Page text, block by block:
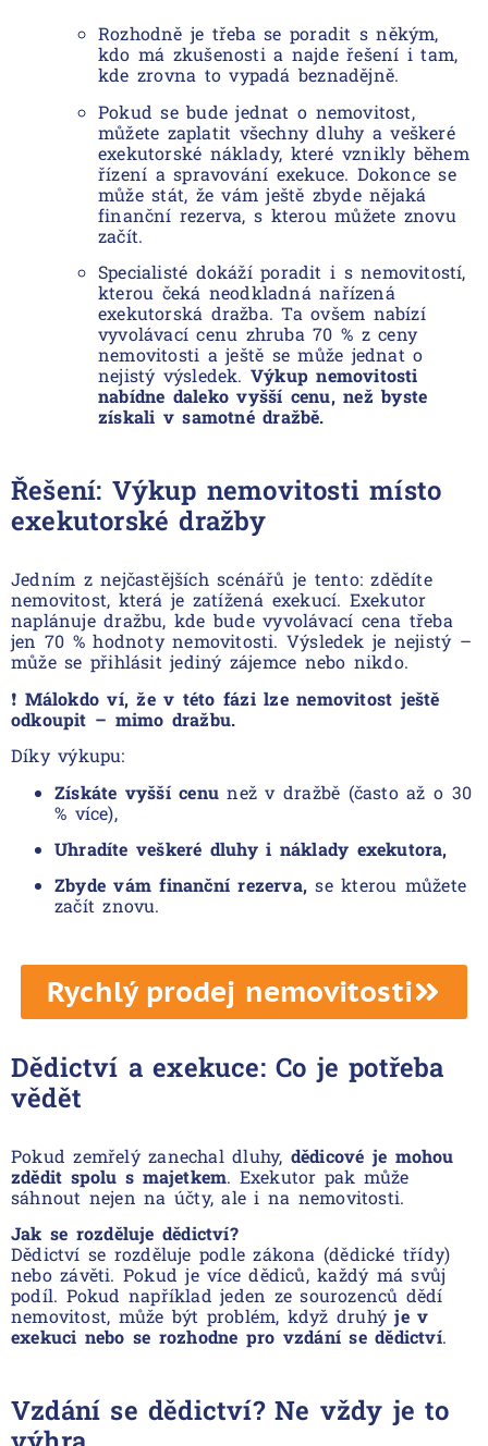
Rozhodně je třeba se poradit s někým,
kdo má zkušenosti a najde řešení i tam,
kde zrovna to vypadá beznadějně.
Pokud se bude jednat o nemovitost,
můžete zaplatit všechny dluhy a veškeré
exekutorské náklady, které vznikly během
řízení a spravování exekuce. Dokonce se
může stát, že vám ještě zbyde nějaká
finanční rezerva, s kterou můžete znovu
začít.
Specialisté dokáží poradit i s nemovitostí,
kterou čeká neodkladná nařízená
exekutorská dražba. Ta ovšem nabízí
vyvolávací cenu zhruba 70 % z ceny
nemovitosti a ještě se může jednat o
nejistý výsledek. Výkup nemovitosti
nabídne daleko vyšší cenu, než byste
získali v samotné dražbě.
Řešení: Výkup nemovitosti místo
exekutorské dražby
Jedním z nejčastějších scénářů je tento: zdědíte
nemovitost, která je zatížená exekucí. Exekutor
naplánuje dražbu, kde bude vyvolávací cena třeba
jen 70 % hodnoty nemovitosti. Výsledek je nejistý –
může se přihlásit jediný zájemce nebo nikdo.
❗ Málokdo ví, že v této fázi lze nemovitost ještě
odkoupit – mimo dražbu.
Díky výkupu:
Získáte vyšší cenu než v dražbě (často až o 30
% více),
Uhradíte veškeré dluhy i náklady exekutora,
Zbyde vám finanční rezerva, se kterou můžete
začít znovu.
Rychlý prodej nemovitosti
Dědictví a exekuce: Co je potřeba
vědět
Pokud zemřelý zanechal dluhy, dědicové je mohou
zdědit spolu s majetkem. Exekutor pak může
sáhnout nejen na účty, ale i na nemovitosti.
Jak se rozděluje dědictví?
Dědictví se rozděluje podle zákona (dědické třídy)
nebo závěti. Pokud je více dědiců, každý má svůj
podíl. Pokud například jeden ze sourozenců dědí
nemovitost, může být problém, když druhýje v
exekuci nebo se rozhodne pro vzdání se dědictví.
Vzdání se dědictví? Ne vždy je to